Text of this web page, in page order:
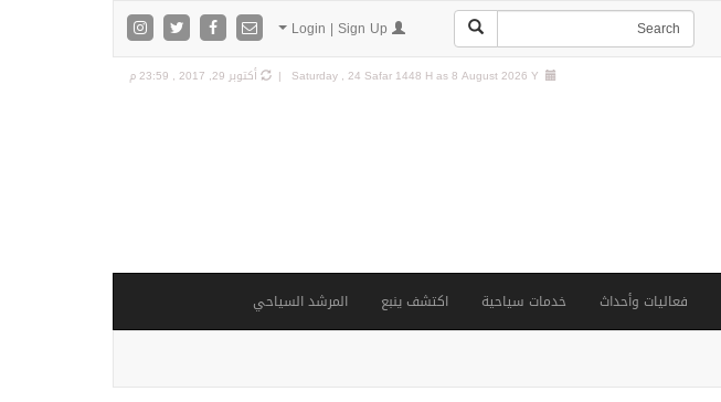
Saturday , 24 Safar 1448 H as8 August 2026 Y | أكتوبر 29, 2017 , 23:59 م
فعاليات وأحداث خدمات سياحية اكتشف ينبع المرشد السياحي